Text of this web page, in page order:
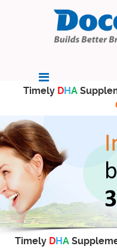
Timely DHA
Timely DHA